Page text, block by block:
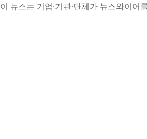
이 뉴스는 기업·기관·단체가 뉴스와이